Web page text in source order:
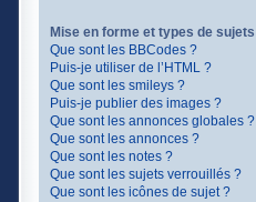
Mise en forme et types de sujets
Que sont les BBCodes ?
Puis-je utiliser de l’HTML ?
Que sont les smileys ?
Puis-je publier des images ?
Que sont les annonces globales ?
Que sont les annonces ?
Que sont les notes ?
Que sont les sujets verrouillés ?
Que sont les icônes de sujet ?